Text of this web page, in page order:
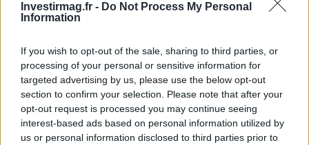
Investirmag.fr - Do Not Process My Personal
Information
If you wish to opt-out of the sale, sharing to third parties, or
processing of your personal or sensitive information for
targeted advertising by us, please use the below opt-out
section to confirm your selection. Please note that after your
opt-out request is processed you may continue seeing
interest-based ads based on personal information utilized by
us or personal information disclosed to third parties prior to